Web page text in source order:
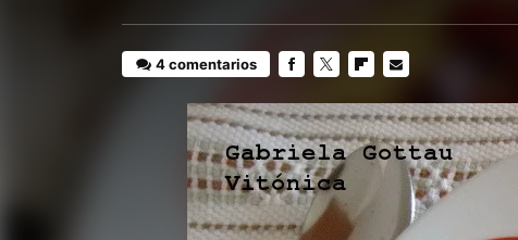
4 comentarios
MAIL